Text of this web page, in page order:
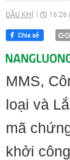
DẦU KHÍ 16:26
MMS,
loại và
mã
khởi